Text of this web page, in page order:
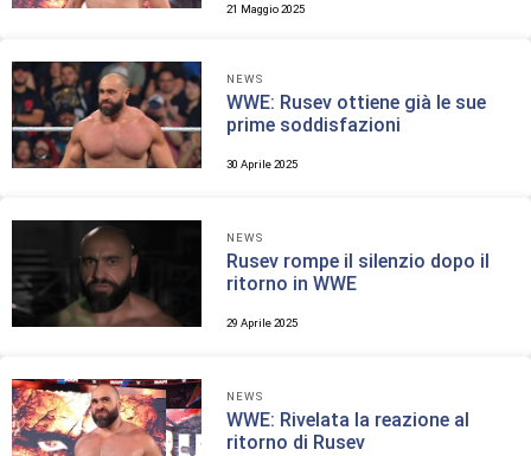
21 Maggio 2025
NEWS
WWE: Rusev ottiene già le sue
prime soddisfazioni
30 Aprile 2025
NEWS
Rusev rompe il silenzio dopo il
ritorno in WWE
29 Aprile 2025
NEWS
WWE: Rivelata la reazione al
ritorno di Rusev